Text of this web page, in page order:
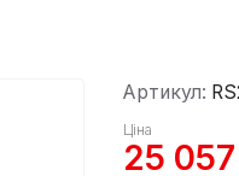
Артикул:
Ціна
25 057